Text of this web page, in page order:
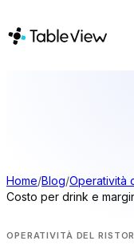
Contabilità
Pagamenti
Home/Blog/Operatività
Costo per drink e
OPERATIVITÀ DEL